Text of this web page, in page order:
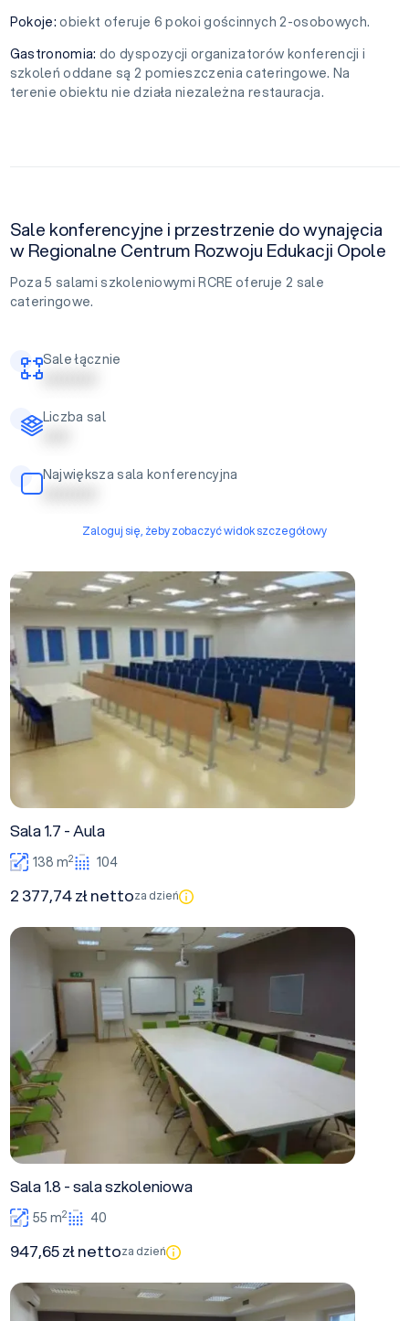
Pokoje: obiekt oferuje 6 pokoi gościnnych 2-osobowych.
Gastronomia: do dyspozycji organizatorów konferencji i
szkoleń oddane są 2 pomieszczenia cateringowe. Na
terenie obiektu nie działa niezależna restauracja.
Sale konferencyjne i przestrzenie do wynajęcia
w Regionalne Centrum Rozwoju Edukacji Opole
Poza 5 salami szkoleniowymi RCRE oferuje 2 sale
cateringowe.
Sale łącznie
| | | | | | | | | |
Liczba sal
| | | | |
Największa sala konferencyjna
| | | | | | | | | |
Zaloguj się, żeby zobaczyć widok szczegółowy
Sala 1.7 - Aula
Sala 1.7 - Aula
138 m2 104
2 377,74 zł nettoza dzień
Sala 1.8 - sala szkoleniowa
Sala 1.8 - sala szkoleniowa
55 m2 40
947,65 zł nettoza dzień
Sala 2.1 - sala szkoleniowa